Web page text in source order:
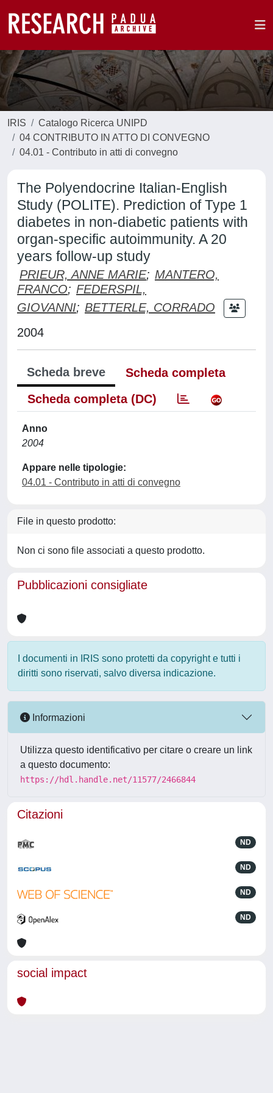
IRIS
Catalogo Ricerca UNIPD
04 CONTRIBUTO IN ATTO DI CONVEGNO
04.01 - Contributo in atti di convegno
The Polyendocrine Italian-English
Study (POLITE). Prediction of Type 1
diabetes in non-diabetic patients with
organ-specific autoimmunity. A 20
years follow-up study
PRIEUR, ANNE MARIE; MANTERO,
FRANCO; FEDERSPIL,
GIOVANNI; BETTERLE, CORRADO
2004
Scheda breve
Scheda completa
Scheda completa (DC)
Anno
2004
Appare nelle tipologie:
04.01 - Contributo in atti di convegno
File in questo prodotto:
Non ci sono file associati a questo prodotto.
Pubblicazioni consigliate
I documenti in IRIS sono protetti da copyright e tutti i
diritti sono riservati, salvo diversa indicazione.
Informazioni
Utilizza questo identificativo per citare o creare un link
a questo documento:
https://hdl.handle.net/11577/2466844
Citazioni
ND
ND
ND
ND
social impact